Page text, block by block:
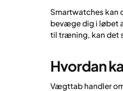
Smartwatches kan
bevæge dig i løbet
til træning, kan det
Hvordan
Vægttab handler